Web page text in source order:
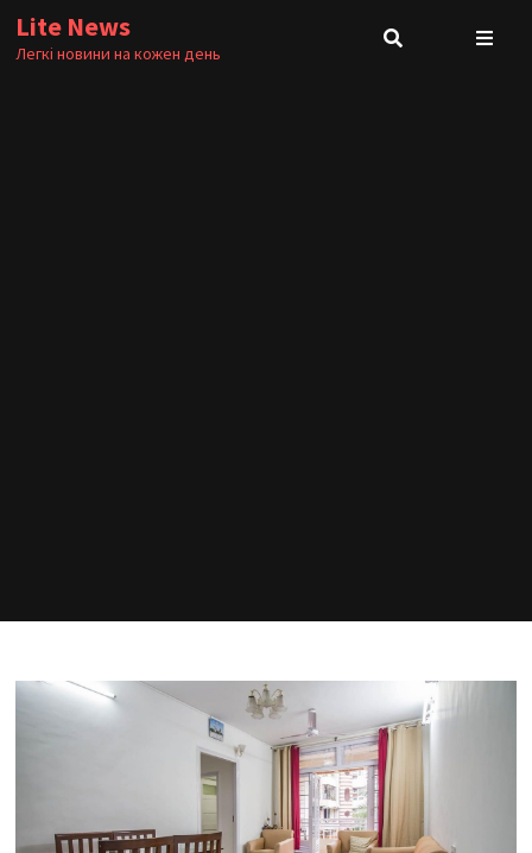
Skip
to
Lite News
Легкі новини на кожен день